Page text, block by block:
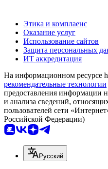
Этика и комплаенс
Оказание услуг
Использование сайтов
Защита персональных
ИТ аккредитация
На информационном ресурсе
рекомендательные технологии
предоставления информации
и анализа сведений,
пользователей сети
Российской Федерации)
Русский